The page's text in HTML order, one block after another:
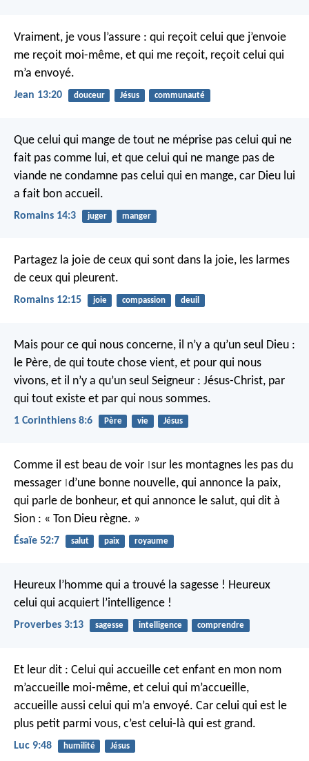
Vraiment, je vous l’assure : qui reçoit celui que j’envoie
me reçoit moi-même, et qui me reçoit, reçoit celui qui
m’a envoyé.
Jean 13:20 douceur Jésus communauté
Que celui qui mange de tout ne méprise pas celui qui ne
fait pas comme lui, et que celui qui ne mange pas de
viande ne condamne pas celui qui en mange, car Dieu lui
a fait bon accueil.
Romains 14:3 juger manger
Partagez la joie de ceux qui sont dans la joie, les larmes
de ceux qui pleurent.
Romains 12:15 joie compassion deuil
Mais pour ce qui nous concerne, il n’y a qu’un seul Dieu :
le Père, de qui toute chose vient, et pour qui nous
vivons, et il n’y a qu’un seul Seigneur : Jésus-Christ, par
qui tout existe et par qui nous sommes.
1 Corinthiens 8:6 Père vie Jésus
Comme il est beau de voir sur les montagnes les pas du
messager d’une bonne nouvelle, qui annonce la paix,
qui parle de bonheur, et qui annonce le salut, qui dit à
Sion : « Ton Dieu règne. »
Ésaïe 52:7 salut paix royaume
Heureux l’homme qui a trouvé la sagesse ! Heureux
celui qui acquiert l’intelligence !
Proverbes 3:13 sagesse intelligence comprendre
Et leur dit : Celui qui accueille cet enfant en mon nom
m’accueille moi-même, et celui qui m’accueille,
accueille aussi celui qui m’a envoyé. Car celui qui est le
plus petit parmi vous, c’est celui-là qui est grand.
Luc 9:48 humilité Jésus